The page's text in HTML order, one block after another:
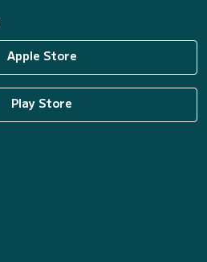
Apple Store
Play Store